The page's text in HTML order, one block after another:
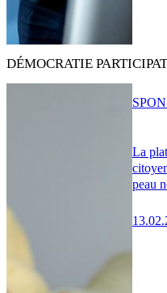
DÉMOCRATIE
La
peau